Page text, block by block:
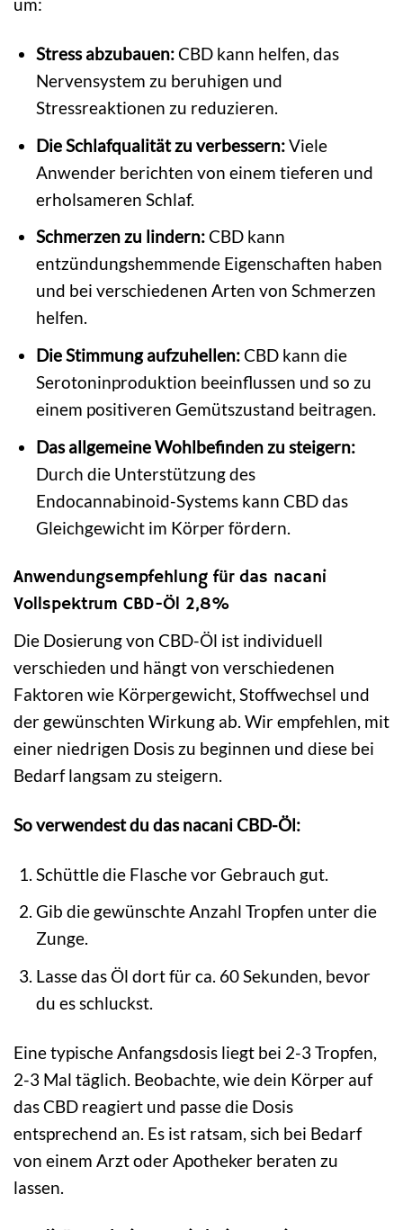
Stress abzubauen:CBD kann helfen, das
Nervensystem zu beruhigen und
Stressreaktionen zu reduzieren.
Die Schlafqualität zu verbessern:Viele
Anwender berichten von einem tieferen und
erholsameren Schlaf.
Schmerzen zu lindern:CBD kann
entzündungshemmende Eigenschaften haben
und bei verschiedenen Arten von Schmerzen
helfen.
Die Stimmung aufzuhellen:CBD kann die
Serotoninproduktion beeinflussen und so zu
einem positiveren Gemütszustand beitragen.
Das allgemeine Wohlbefinden zu steigern:
Durch die Unterstützung des
Endocannabinoid-Systems kann CBD das
Gleichgewicht im Körper fördern.
Anwendungsempfehlung für das nacani
Vollspektrum CBD-Öl 2,8%
Die Dosierung von CBD-Öl ist individuell
verschieden und hängt von verschiedenen
Faktoren wie Körpergewicht, Stoffwechsel und
der gewünschten Wirkung ab. Wir empfehlen, mit
einer niedrigen Dosis zu beginnen und diese bei
Bedarf langsam zu steigern.
So verwendest du das nacani CBD-Öl:
Schüttle die Flasche vor Gebrauch gut.
Gib die gewünschte Anzahl Tropfen unter die
Zunge.
Lasse das Öl dort für ca. 60 Sekunden, bevor
du es schluckst.
Eine typische Anfangsdosis liegt bei 2-3 Tropfen,
2-3 Mal täglich. Beobachte, wie dein Körper auf
das CBD reagiert und passe die Dosis
entsprechend an. Es ist ratsam, sich bei Bedarf
von einem Arzt oder Apotheker beraten zu
lassen.